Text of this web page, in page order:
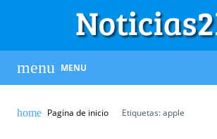
MENU
Pagina de inicio Etiquetas: apple